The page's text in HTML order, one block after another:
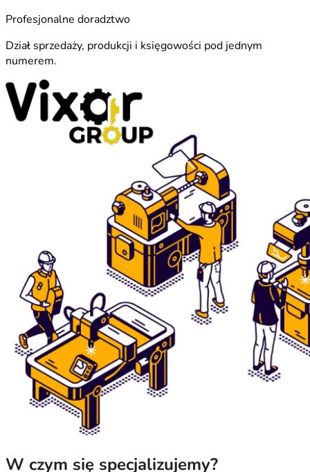
Profesjonalne doradztwo
Dział sprzedaży, produkcji i księgowości pod jednym
numerem.
W czym się specjalizujemy?